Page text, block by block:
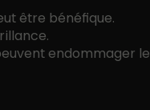
être bénéfique.
endommager